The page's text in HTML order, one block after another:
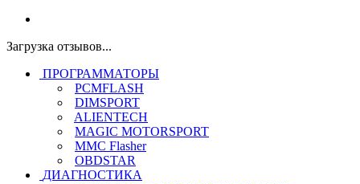
Загрузка отзывов...
ПРОГРАММАТОРЫ
PCMFLASH
DIMSPORT
ALIENTECH
MAGIC MOTORSPORT
MMC Flasher
OBDSTAR
ДИАГНОСТИКА